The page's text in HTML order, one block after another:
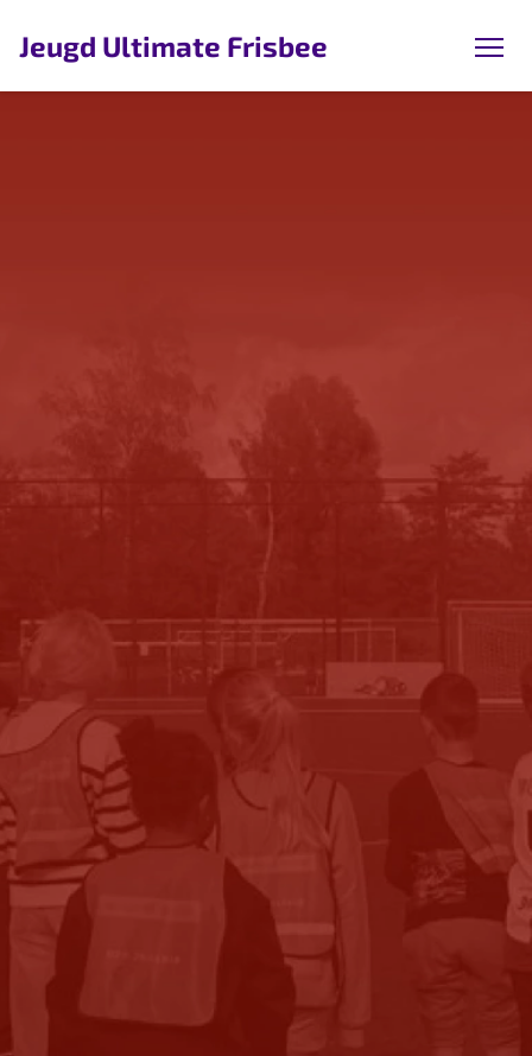
Jeugd Ultimate Frisbee